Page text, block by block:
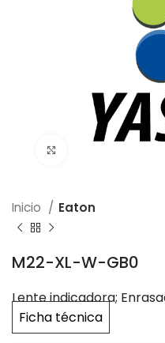
Inicio Eaton
M22-XL-W-GB0
Lente indicadora;
Ficha técnica